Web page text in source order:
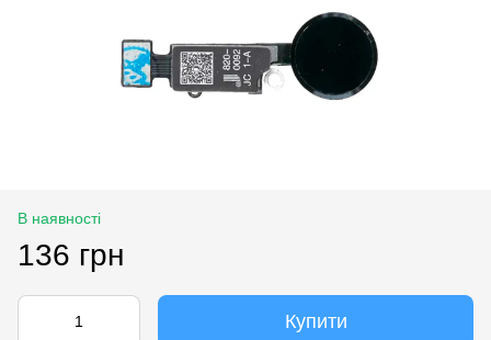
В наявності
136 грн
Купити